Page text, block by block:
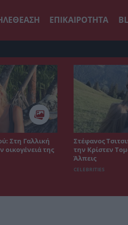
ΕΠΙΚΑΙΡΟΤΗΤΑ
Στη Γαλλική
οικογένειά της
Στέφανος
την Κρίστεν
Άλπεις
CELEBRITIES